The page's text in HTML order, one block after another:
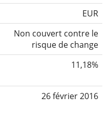
EUR
Non couvert contre le
risque de change
11,18%
26 février 2016